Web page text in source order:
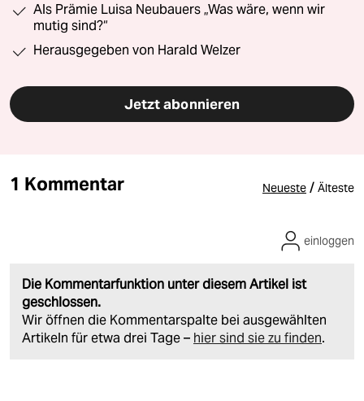
Als Prämie Luisa Neubauers „Was wäre, wenn wir
mutig sind?“
Herausgegeben von Harald Welzer
Jetzt abonnieren
1 Kommentar Neueste / Älteste
Die Kommentarfunktion unter diesem Artikel ist
geschlossen.
Wir öffnen die Kommentarspalte bei ausgewählten
Artikeln für etwa drei Tage – hier sind sie zu finden.
einloggen